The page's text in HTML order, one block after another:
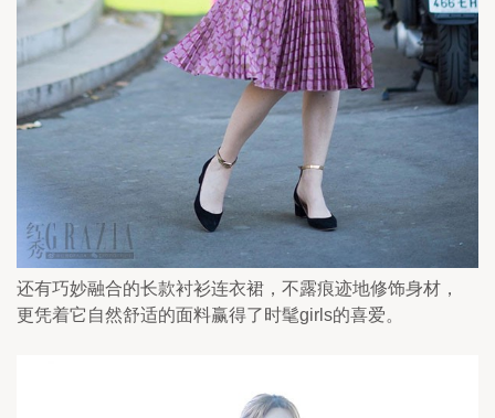
还有巧妙融合的长款衬衫连衣裙，不露痕迹地修饰身材，
更凭着它自然舒适的面料赢得了时髦girls的喜爱。